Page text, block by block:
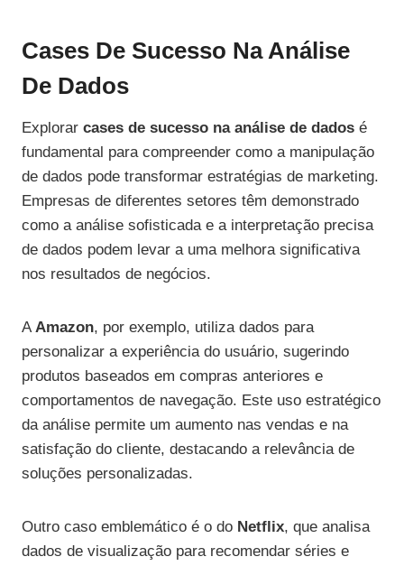
Cases De Sucesso Na Análise
De Dados
Explorar cases de sucesso na análise de dados é
fundamental para compreender como a manipulação
de dados pode transformar estratégias de marketing.
Empresas de diferentes setores têm demonstrado
como a análise sofisticada e a interpretação precisa
de dados podem levar a uma melhora significativa
nos resultados de negócios.
AAmazon, por exemplo, utiliza dados para
personalizar a experiência do usuário, sugerindo
produtos baseados em compras anteriores e
comportamentos de navegação. Este uso estratégico
da análise permite um aumento nas vendas e na
satisfação do cliente, destacando a relevância de
soluções personalizadas.
Outro caso emblemático é o do Netflix, que analisa
dados de visualização para recomendar séries e